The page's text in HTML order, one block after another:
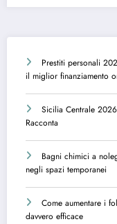
Prestiti personali
il miglior finanziamento
Sicilia Centrale
Racconta
Bagni chimici a
negli spazi temporanei
Come aumentare i
davvero efficace